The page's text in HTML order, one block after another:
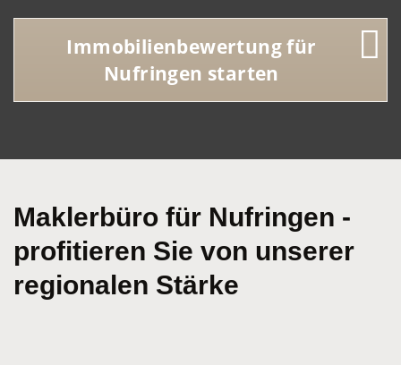
Immobilienbewertung für
Nufringen starten
Maklerbüro für Nufringen -
profitieren Sie von unserer
regionalen Stärke